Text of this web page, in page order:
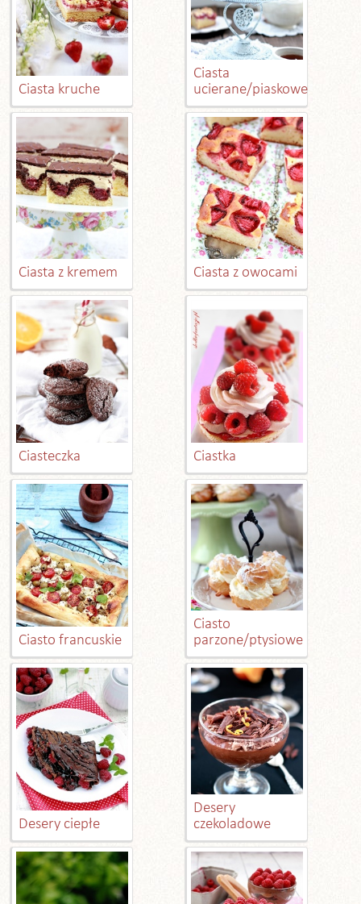
Ciasta kruche
Ciasta
ucierane/piaskowe
Ciasta z kremem Ciasta z owocami
Ciasteczka Ciastka
Ciasto francuskie
Ciasto
parzone/ptysiowe
Desery ciepłe
Desery
czekoladowe